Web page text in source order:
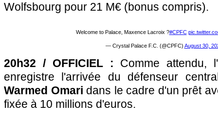
Wolfsbourg pour 21 M€ (bonus compris).
Welcome to Palace, Maxence Lacroix ?#CPFC
— Crystal Palace F.C. (@CPFC) August 30,
20h32 / OFFICIEL : Comme attendu,
enregistre l'arrivée du défenseur
Warmed Omari dans le cadre d'un prêt
fixée à 10 millions d'euros.